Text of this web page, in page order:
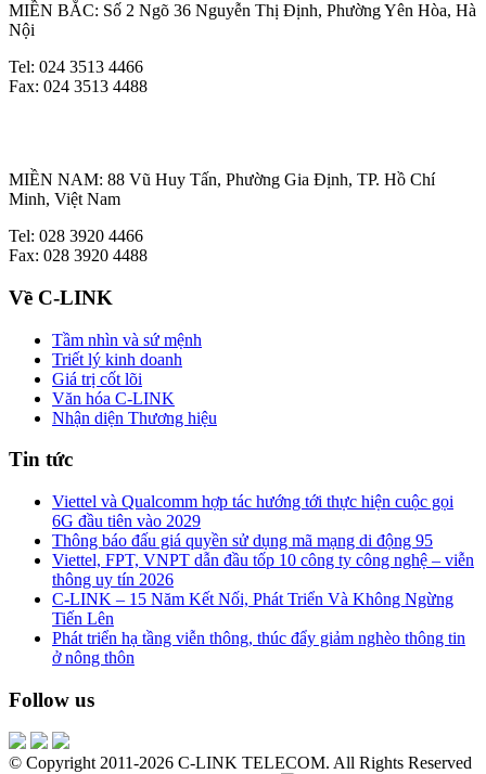
MIỀN BẮC: Số 2 Ngõ 36 Nguyễn Thị Định, Phường Yên Hòa, Hà
Nội
Tel: 024 3513 4466
Fax: 024 3513 4488
MIỀN NAM: 88 Vũ Huy Tấn, Phường Gia Định, TP. Hồ Chí
Minh, Việt Nam
Tel: 028 3920 4466
Fax: 028 3920 4488
Về C-LINK
Tầm nhìn và sứ mệnh
Triết lý kinh doanh
Giá trị cốt lõi
Văn hóa C-LINK
Nhận diện Thương hiệu
Tin tức
Viettel và Qualcomm hợp tác hướng tới thực hiện cuộc gọi
6G đầu tiên vào 2029
Thông báo đấu giá quyền sử dụng mã mạng di động 95
Viettel, FPT, VNPT dẫn đầu tốp 10 công ty công nghệ – viễn
thông uy tín 2026
C-LINK – 15 Năm Kết Nối, Phát Triển Và Không Ngừng
Tiến Lên
Phát triển hạ tầng viễn thông, thúc đẩy giảm nghèo thông tin
ở nông thôn
Follow us
© Copyright 2011-2026 C-LINK TELECOM. All Rights Reserved